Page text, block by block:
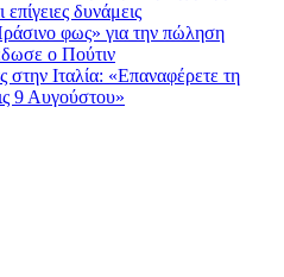
δυνάμεις
φως» για την πώληση
ο Πούτιν
στην Ιταλία: «Επαναφέρετε τη
9 Αυγούστου»